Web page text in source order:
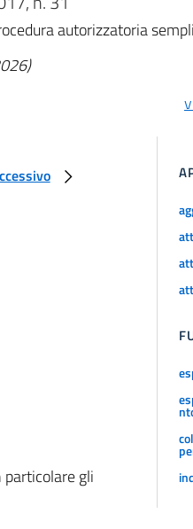
autorizzatoria
particolare gli